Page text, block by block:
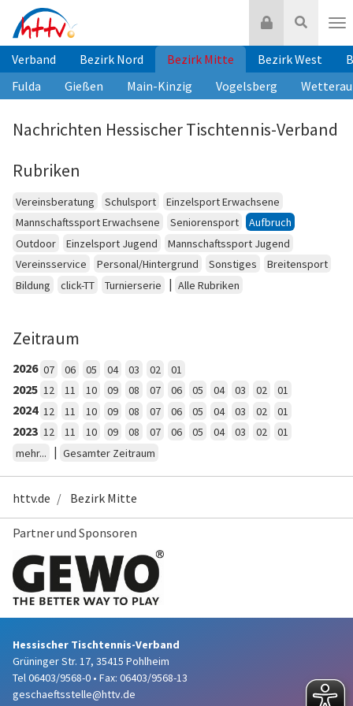
Inhalt
springen
Suche
Login
Verband Bezirk Nord Bezirk Mitte Bezirk West
Fulda
Gießen Main-Kinzig Vogelsberg Wetterau
Nachrichten Hessischer Tischtennis-Verband
Rubriken
Vereinsberatung Schulsport
Einzelsport Erwachsene
Mannschaftssport Erwachsene
Seniorensport
Aufbruch
Outdoor
Einzelsport Jugend
Mannschaftssport Jugend
Vereinsservice
Personal/Hintergrund Sonstiges
Breitensport
Bildung
click-TT Turnierserie | Alle Rubriken
Zeitraum
2026 07 06 05 04 03 02 01
2025 12 11 10 09 08 07 06 05 04 03 02 01
2024 12 11 10 09 08 07 06 05 04 03 02 01
2023 12 11 10 09 08 07 06 05 04 03 02
01
mehr...
| Gesamter Zeitraum
httv.de Bezirk Mitte
Partner und Sponsoren
Hessischer Tischtennis-Verband
Grüninger Str. 17, 35415 Pohlheim
Tel 06403/9568-0 • Fax: 06403/9568-13
geschaeftsstelle@httv.de